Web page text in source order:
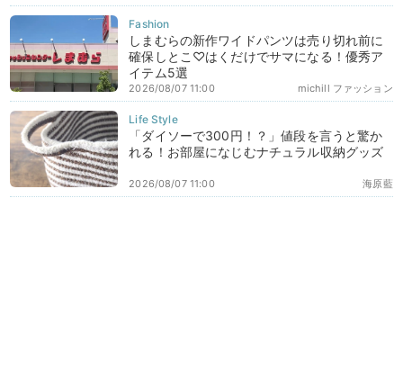
しまむらの新作ワイドパンツは売り切れ前に
確保しとこ♡はくだけでサマになる！優秀ア
イテム5選
michill ファッション
2026/08/07 11:00
「ダイソーで300円！？」値段を言うと驚か
れる！お部屋になじむナチュラル収納グッズ
海原藍
2026/08/07 11:00